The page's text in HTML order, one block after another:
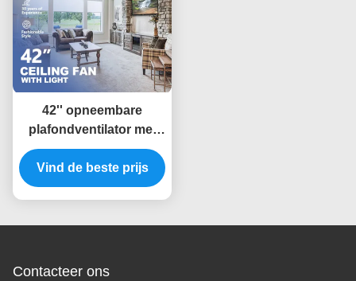
42'' opneembare
plafondventilator met
dimbaar LED-licht Amd
gelijkstroommotor
Vind de beste prijs
Contacteer ons